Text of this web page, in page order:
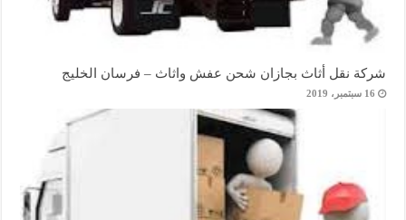
شركة نقل أثاث بجازان شحن عفش واثاث – فرسان الخليج
16 سبتمبر، 2019